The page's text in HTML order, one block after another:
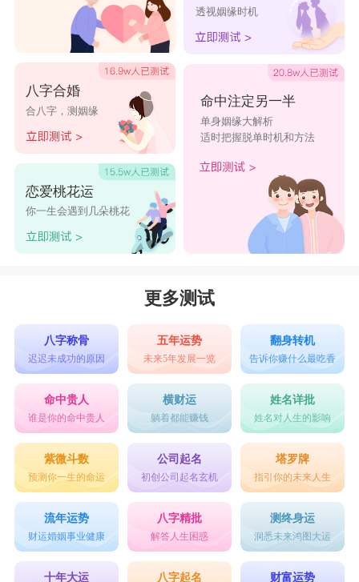
八字合婚
合八字，测姻缘
恋爱桃花运
你一生会遇到几朵桃花
透视姻缘时机
命中注定另一半
单身姻缘大解析
适时把握脱单时机和方法
更多测试
八字称骨
迟迟未成功的原因
五年运势
未来5年发展一览
翻身转机
告诉你赚什么最吃香
命中贵人
谁是你的命中贵人
横财运
躺着都能赚钱
姓名详批
姓名对人生的影响
紫微斗数
预测你一生的命运
公司起名
初创公司起名玄机
塔罗牌
指引你的未来人生
流年运势
财运婚姻事业健康
八字精批
解答人生困惑
测终身运
洞悉未来鸿图大运
十年大运 八字起名 财富运势